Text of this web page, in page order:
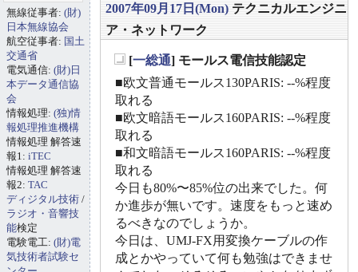
2007年09月17日(Mon) テクニカルエンジニ
ア・ネットワーク
[一総通] モールス電信技能認定
■欧文普通モールス130PARIS: --%程度
取れる
■欧文暗語モールス160PARIS: --%程度
取れる
■和文暗語モールス160PARIS: --%程度
取れる
今日も80%〜85%位の出来でした。何
か進歩が無いです。速度をもっと速め
るべきなのでしょうか。
今日は、UMJ-FX用変換ケーブルの作
成とかやっていて何も勉強はできませ
無線従事者: (財)
日本無線協会
航空従事者: 国土
交通省
電気通信: (財)日
本データ通信協
会
情報処理: (独)情
報処理推進機構
情報処理 解答速
報1: iTEC
情報処理 解答速
報2: TAC
ディジタル技術 /
ラジオ・音響技
能検定
電験電工: (財)電
気技術者試験セ